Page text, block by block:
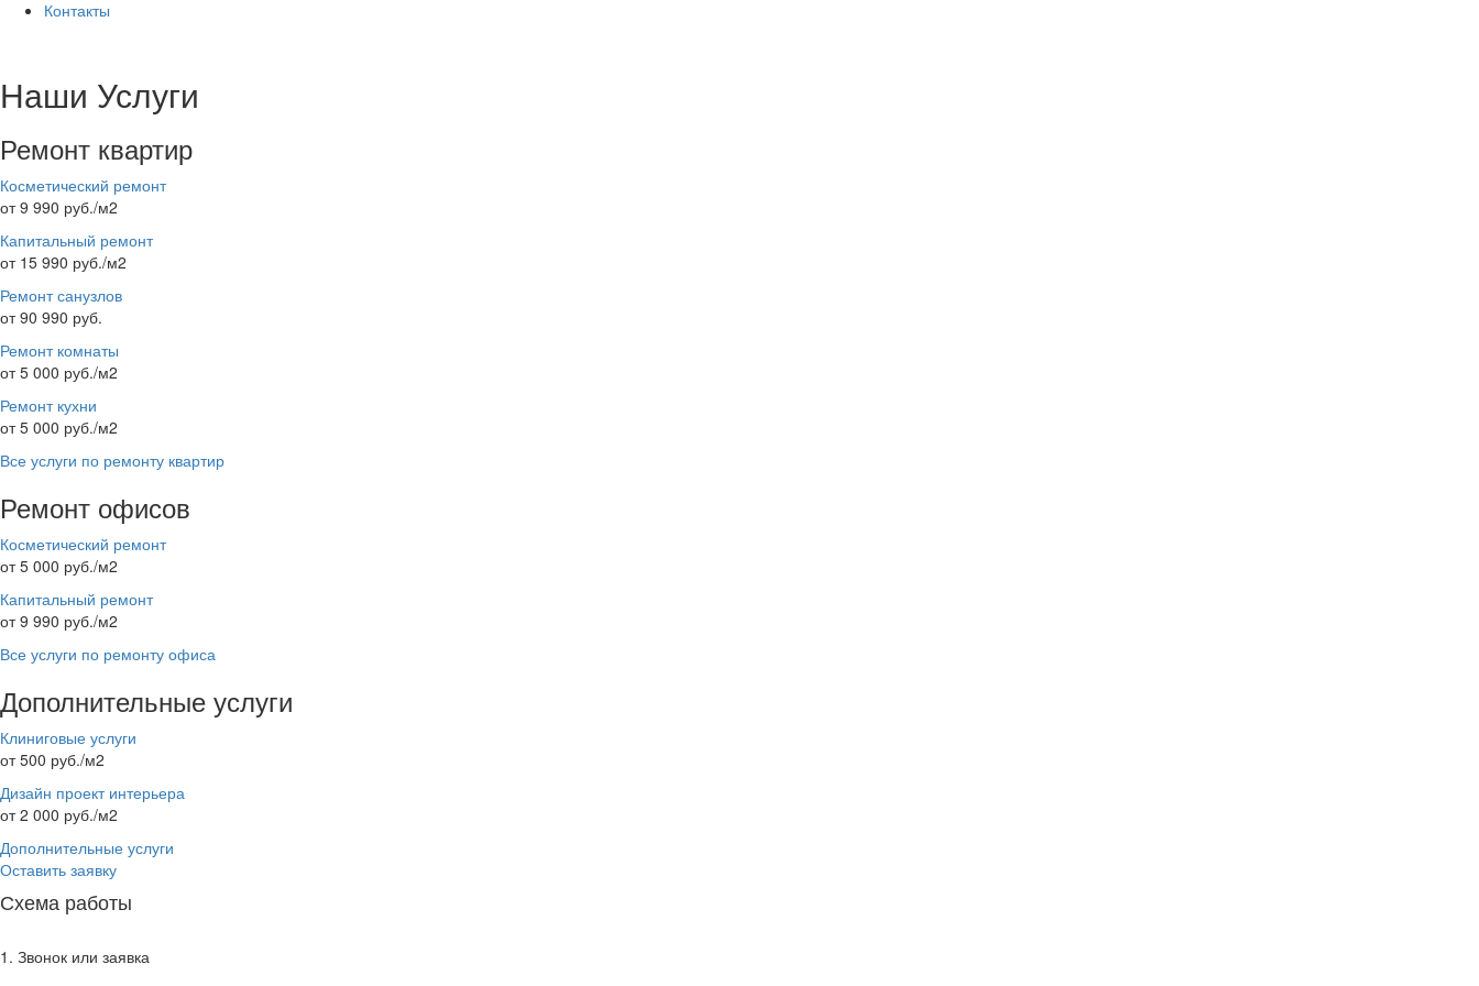
Контакты
Наши Услуги
Ремонт квартир
Косметический ремонт
от 9 990 руб./м2
Капитальный ремонт
от 15 990 руб./м2
Ремонт санузлов
от 90 990 руб.
Ремонт комнаты
от 5 000 руб./м2
Ремонт кухни
от 5 000 руб./м2
Все услуги по ремонту квартир
Ремонт офисов
Косметический ремонт
от 5 000 руб./м2
Капитальный ремонт
от 9 990 руб./м2
Все услуги по ремонту офиса
Дополнительные услуги
Клиниговые услуги
от 500 руб./м2
Дизайн проект интерьера
от 2 000 руб./м2
Дополнительные услуги
Оставить заявку
Схема работы
1. Звонок или заявка